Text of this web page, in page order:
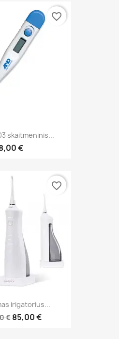
skaitmeninis...
€
favorite_border
irigatorius...
€ 85,00 €
favorite_border